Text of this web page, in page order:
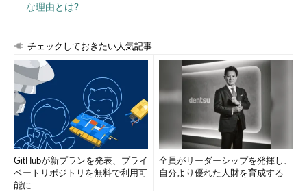
な理由とは?
チェックしておきたい人気記事
GitHubが新プランを発表、プライ
ベートリポジトリを無料で利用可
能に
全員がリーダーシップを発揮し、
自分より優れた人財を育成する